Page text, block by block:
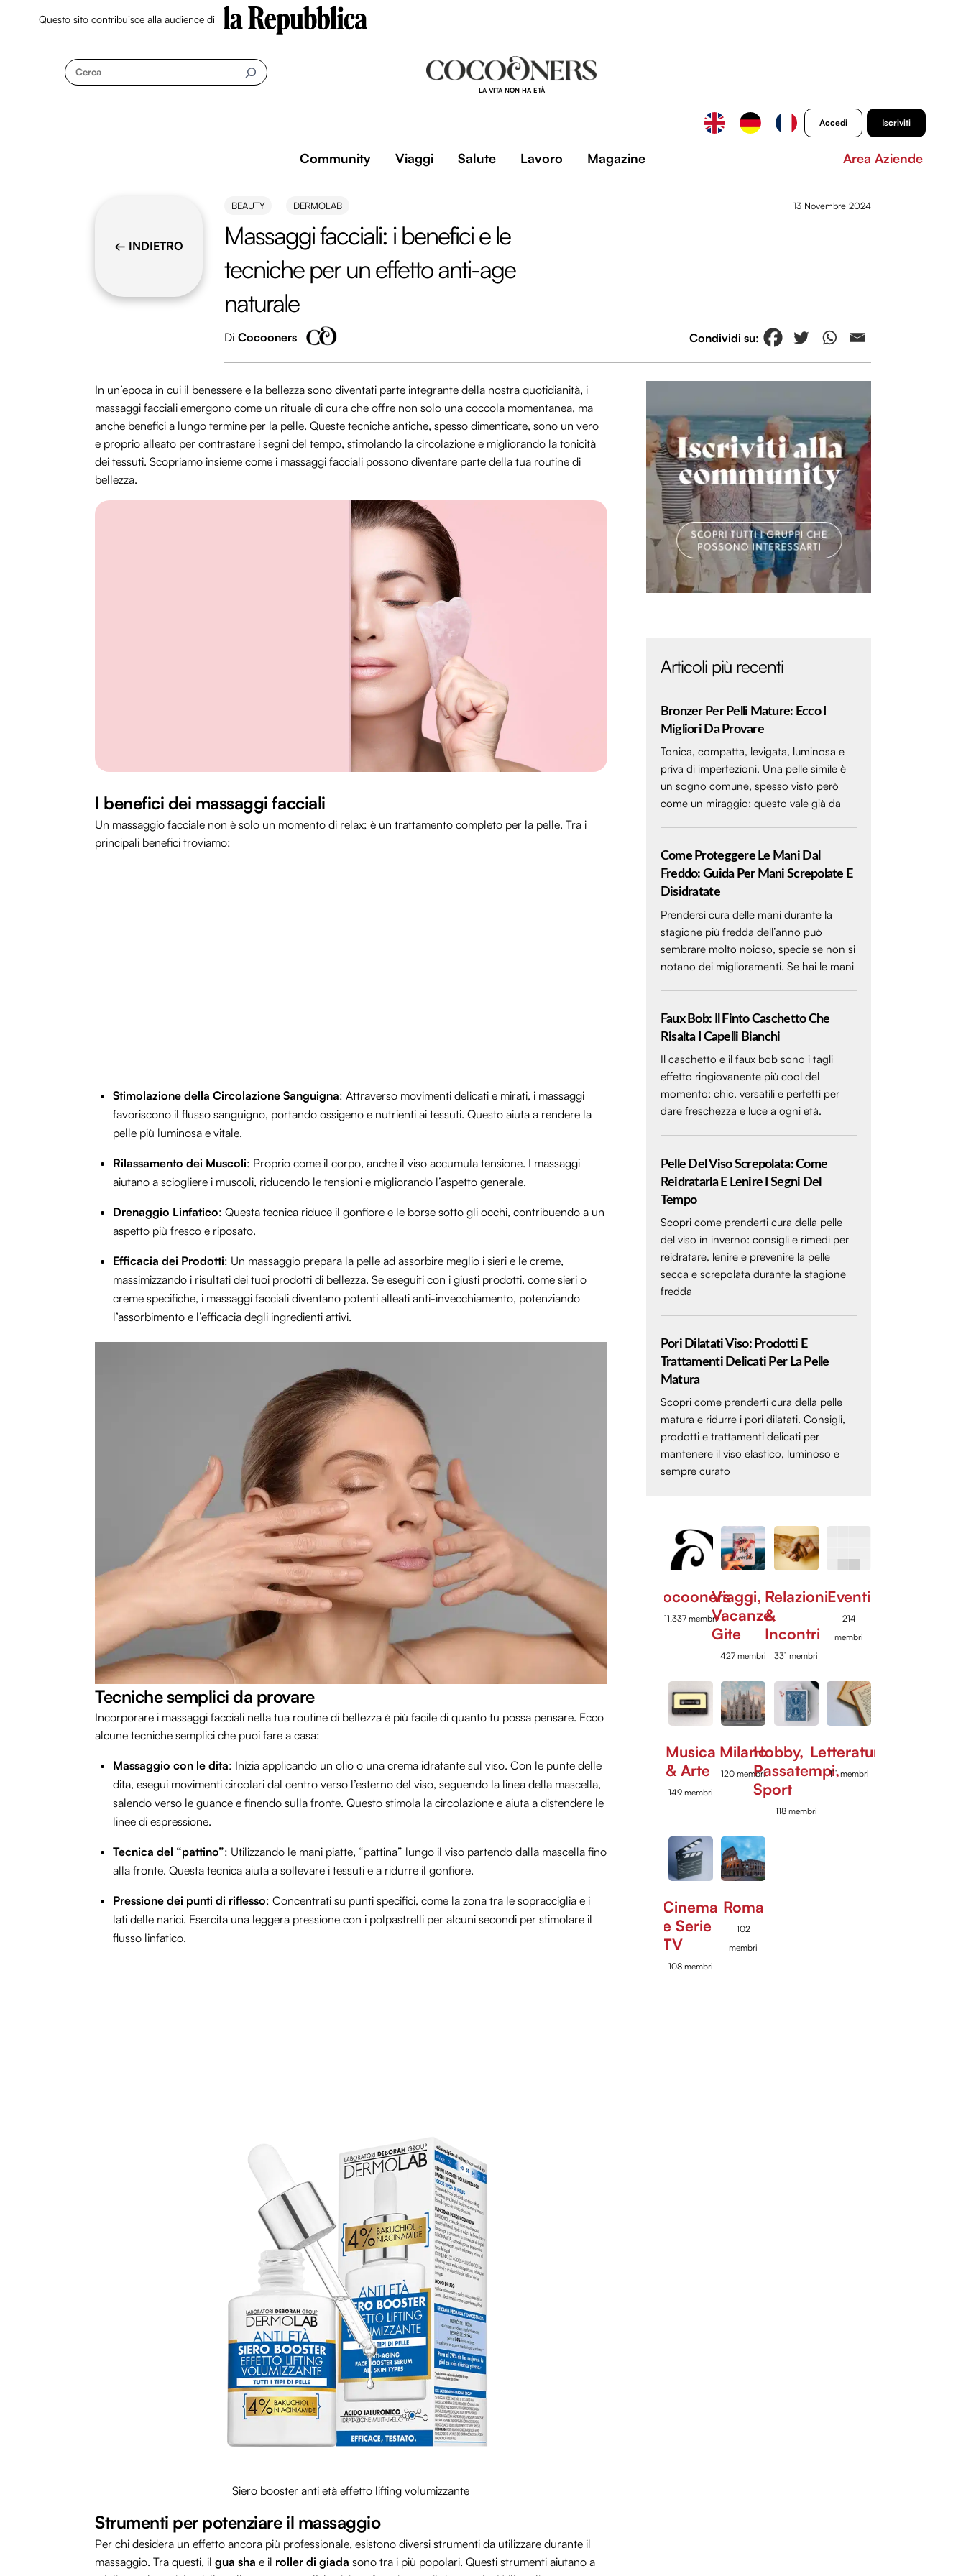
Questo sito contribuisce alla audience di
Cerca
LA VITA NON HA ETÀ
Accedi Iscriviti
Community Viaggi Salute Lavoro Magazine Area Aziende
← INDIETRO
BEAUTY DERMOLAB 13 Novembre 2024
Massaggi facciali: i benefici e le
tecniche per un effetto anti-age
naturale
Di Cocooners
In un’epoca in cui il benessere e la bellezza sono diventati parte integrante della nostra quotidianità, i
massaggi facciali emergono come un rituale di cura che offre non solo una coccola momentanea, ma
anche benefici a lungo termine per la pelle. Queste tecniche antiche, spesso dimenticate, sono un vero
e proprio alleato per contrastare i segni del tempo, stimolando la circolazione e migliorando la tonicità
dei tessuti. Scopriamo insieme come i massaggi facciali possono diventare parte della tua routine di
bellezza.
I benefici dei massaggi facciali
Un massaggio facciale non è solo un momento di relax; è un trattamento completo per la pelle. Tra i
principali benefici troviamo:
Stimolazione della Circolazione Sanguigna: Attraverso movimenti delicati e mirati, i massaggi
favoriscono il flusso sanguigno, portando ossigeno e nutrienti ai tessuti. Questo aiuta a rendere la
pelle più luminosa e vitale.
Rilassamento dei Muscoli: Proprio come il corpo, anche il viso accumula tensione. I massaggi
aiutano a sciogliere i muscoli, riducendo le tensioni e migliorando l’aspetto generale.
Drenaggio Linfatico: Questa tecnica riduce il gonfiore e le borse sotto gli occhi, contribuendo a un
aspetto più fresco e riposato.
Efficacia dei Prodotti: Un massaggio prepara la pelle ad assorbire meglio i sieri e le creme,
massimizzando i risultati dei tuoi prodotti di bellezza. Se eseguiti con i giusti prodotti, come sieri o
creme specifiche, i massaggi facciali diventano potenti alleati anti-invecchiamento, potenziando
l’assorbimento e l’efficacia degli ingredienti attivi.
Tecniche semplici da provare
Incorporare i massaggi facciali nella tua routine di bellezza è più facile di quanto tu possa pensare. Ecco
alcune tecniche semplici che puoi fare a casa:
Massaggio con le dita: Inizia applicando un olio o una crema idratante sul viso. Con le punte delle
dita, esegui movimenti circolari dal centro verso l’esterno del viso, seguendo la linea della mascella,
salendo verso le guance e finendo sulla fronte. Questo stimola la circolazione e aiuta a distendere le
linee di espressione.
Tecnica del “pattino”: Utilizzando le mani piatte, “pattina” lungo il viso partendo dalla mascella fino
alla fronte. Questa tecnica aiuta a sollevare i tessuti e a ridurre il gonfiore.
Pressione dei punti di riflesso: Concentrati su punti specifici, come la zona tra le sopracciglia e i
lati delle narici. Esercita una leggera pressione con i polpastrelli per alcuni secondi per stimolare il
flusso linfatico.
Siero booster anti età effetto lifting volumizzante
Strumenti per potenziare il massaggio
Per chi desidera un effetto ancora più professionale, esistono diversi strumenti da utilizzare durante il
massaggio. Tra questi, il gua sha e il roller di giada sono tra i più popolari. Questi strumenti aiutano a
Articoli più recenti
Bronzer Per Pelli Mature: Ecco I
Migliori Da Provare
Tonica, compatta, levigata, luminosa e
priva di imperfezioni. Una pelle simile è
un sogno comune, spesso visto però
come un miraggio: questo vale già da
Come Proteggere Le Mani Dal
Freddo: Guida Per Mani Screpolate E
Disidratate
Prendersi cura delle mani durante la
stagione più fredda dell’anno può
sembrare molto noioso, specie se non si
notano dei miglioramenti. Se hai le mani
Faux Bob: Il Finto Caschetto Che
Risalta I Capelli Bianchi
Il caschetto e il faux bob sono i tagli
effetto ringiovanente più cool del
momento: chic, versatili e perfetti per
dare freschezza e luce a ogni età.
Pelle Del Viso Screpolata: Come
Reidratarla E Lenire I Segni Del
Tempo
Scopri come prenderti cura della pelle
del viso in inverno: consigli e rimedi per
reidratare, lenire e prevenire la pelle
secca e screpolata durante la stagione
fredda
Pori Dilatati Viso: Prodotti E
Trattamenti Delicati Per La Pelle
Matura
Scopri come prenderti cura della pelle
matura e ridurre i pori dilatati. Consigli,
prodotti e trattamenti delicati per
mantenere il viso elastico, luminoso e
sempre curato
Cocooners
11.337 membri
Viaggi,
Vacanze,
Gite
427 membri
Relazioni
&
Incontri
331 membri
Eventi
214
membri
Musica
& Arte
149 membri
Milano
120 membri
Hobby,
Passatempi,
Sport
118 membri
Letteratura
111 membri
Cinema
e Serie
TV
108 membri
Roma
102
membri